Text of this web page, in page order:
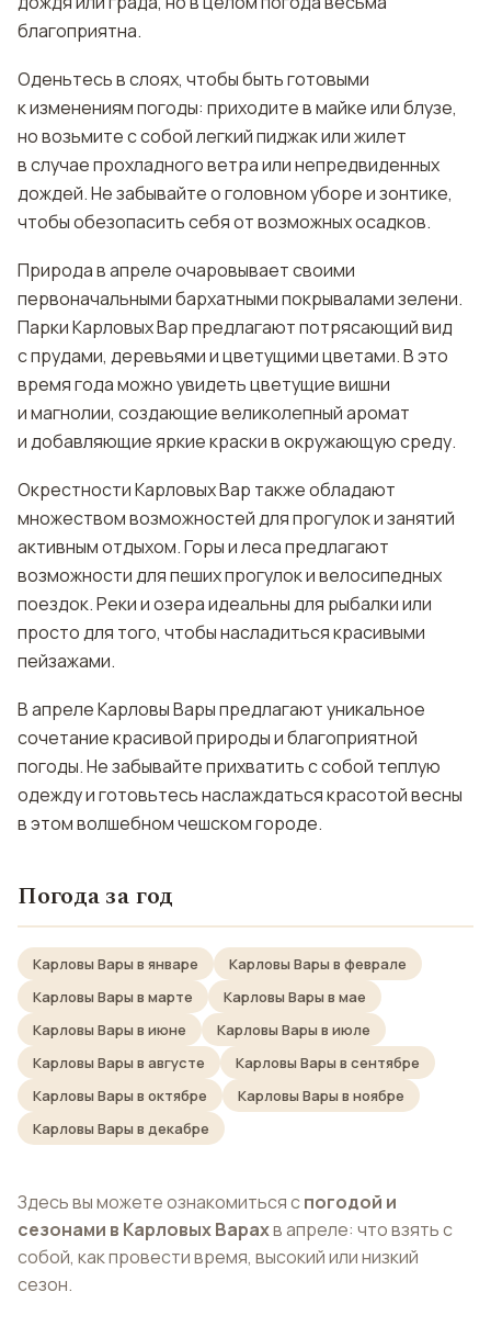
благоприятна.
Оденьтесь в слоях, чтобы быть готовыми
к изменениям погоды: приходите в майке или блузе,
но возьмите с собой легкий пиджак или жилет
в случае прохладного ветра или непредвиденных
дождей. Не забывайте о головном уборе и зонтике,
чтобы обезопасить себя от возможных осадков.
Природа в апреле очаровывает своими
первоначальными бархатными покрывалами зелени.
Парки Карловых Вар предлагают потрясающий вид
с прудами, деревьями и цветущими цветами. В это
время года можно увидеть цветущие вишни
и магнолии, создающие великолепный аромат
и добавляющие яркие краски в окружающую среду.
Окрестности Карловых Вар также обладают
множеством возможностей для прогулок и занятий
активным отдыхом. Горы и леса предлагают
возможности для пеших прогулок и велосипедных
поездок. Реки и озера идеальны для рыбалки или
просто для того, чтобы насладиться красивыми
пейзажами.
В апреле Карловы Вары предлагают уникальное
сочетание красивой природы и благоприятной
погоды. Не забывайте прихватить с собой теплую
одежду и готовьтесь наслаждаться красотой весны
в этом волшебном чешском городе.
Погода за год
Карловы Вары в январе
Карловы Вары в феврале
Карловы Вары в марте
Карловы Вары в мае
Карловы Вары в июне
Карловы Вары в июле
Карловы Вары в августе
Карловы Вары в сентябре
Карловы Вары в октябре
Карловы Вары в ноябре
Карловы Вары в декабре
Здесь вы можете ознакомиться спогодой и
сезонами в Карловых Варахв апреле: что взять с
собой, как провести время, высокий или низкий
сезон.